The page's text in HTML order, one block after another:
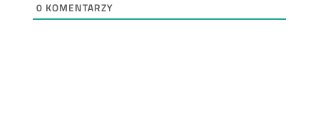
0 KOMENTARZY